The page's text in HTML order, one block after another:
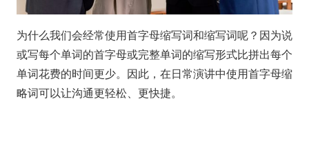
为什么我们会经常使用首字母缩写词和缩写词呢？因为说
或写每个单词的首字母或完整单词的缩写形式比拼出每个
单词花费的时间更少。因此，在日常演讲中使用首字母缩
略词可以让沟通更轻松、更快捷。